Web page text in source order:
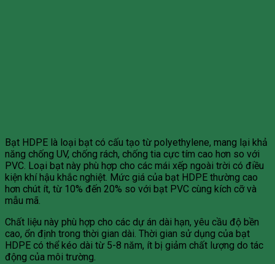
Bạt HDPE là loại bạt có cấu tạo từ polyethylene, mang lại khả
năng chống UV, chống rách, chống tia cực tím cao hơn so với
PVC. Loại bạt này phù hợp cho các mái xếp ngoài trời có điều
kiện khí hậu khắc nghiệt. Mức giá của bạt HDPE thường cao
hơn chút ít, từ 10% đến 20% so với bạt PVC cùng kích cỡ và
mẫu mã.
Chất liệu này phù hợp cho các dự án dài hạn, yêu cầu độ bền
cao, ổn định trong thời gian dài. Thời gian sử dụng của bạt
HDPE có thể kéo dài từ 5-8 năm, ít bị giảm chất lượng do tác
động của môi trường.